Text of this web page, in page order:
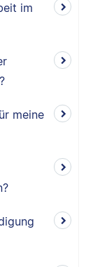
im
meine